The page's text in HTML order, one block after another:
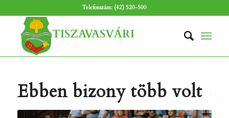
Telefonszám: (42) 520-500
Ebben bizony több volt